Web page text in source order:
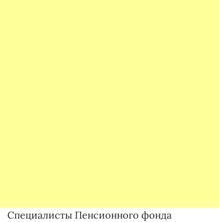
Специалисты Пенсионного фонда